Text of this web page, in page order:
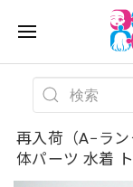
再入荷（A−ラ
体パーツ 水着